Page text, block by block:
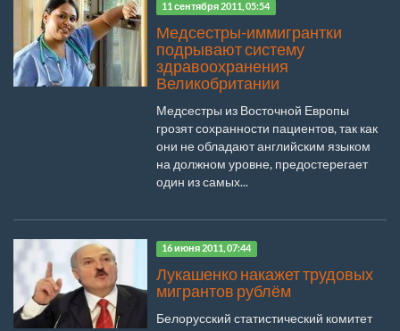
11 сентября 2011, 05:54
Медсестры-иммигрантки
подрывают систему
здравоохранения
Великобритании
Медсестры из Восточной Европы
грозят сохранности пациентов, так как
они не обладают английским языком
на должном уровне, предостерегает
один из самых...
16 июня 2011, 07:44
Лукашенко накажет трудовых
мигрантов рублём
Белорусский статистический комитет